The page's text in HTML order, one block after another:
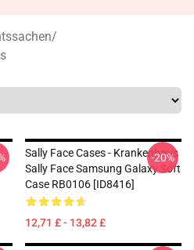
/
Sally Face Cases - Krankenhaus
Sally Face Samsung Galaxy Soft
Case RB0106 [ID8416]
12,71 £ - 13,82 £
-20%